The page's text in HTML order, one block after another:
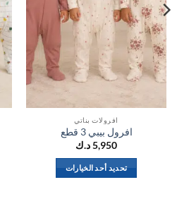
افرولات بناتي
افرول بيبي 3 قطع
5,950د.ك
تحديد أحد الخيارات